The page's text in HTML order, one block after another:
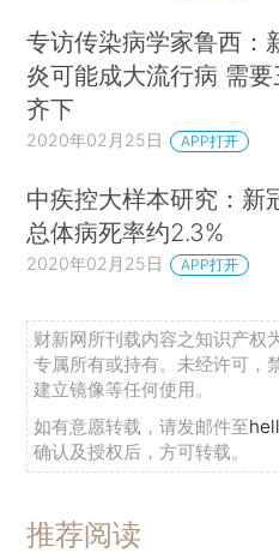
专访传染病学家鲁西：
炎可能成大流行病 需要
齐下
2020年02月25日 APP打开
中疾控大样本研究：新
总体病死率约2.3%
2020年02月25日 APP打开
财新网所刊载内容之知识产权
专属所有或持有。未经许可，
建立镜像等任何使用。
如有意愿转载，请发邮件至
确认及授权后，方可转载。
推荐阅读